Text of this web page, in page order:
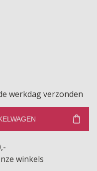
werkdag verzonden
winkels